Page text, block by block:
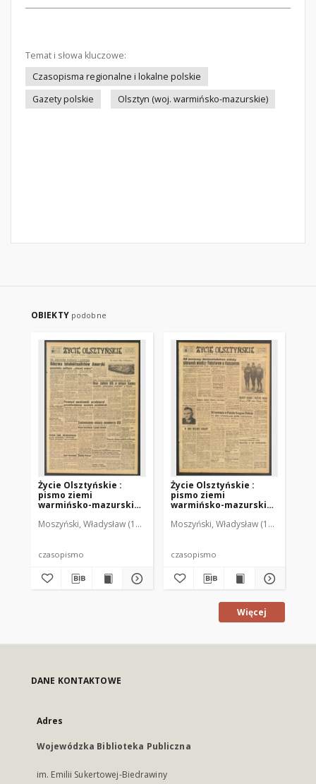
Temat i słowa kluczowe:
Czasopisma regionalne i lokalne polskie
Gazety polskie
Olsztyn (woj. warmińsko-mazurskie)
OBIEKTY podobne
Życie Olsztyńskie :
pismo ziemi
warmińsko-mazurskiej,
Moszyński, Władysław (1922-2001). Red. Mroczkowski, Włodzimierz
czasopismo
Życie Olsztyńskie :
pismo ziemi
warmińsko-mazurskiej,
Moszyński, Władysław (1922-2001).
czasopismo
Więcej
DANE KONTAKTOWE
Adres
Wojewódzka Biblioteka Publiczna
im. Emilii Sukertowej-Biedrawiny